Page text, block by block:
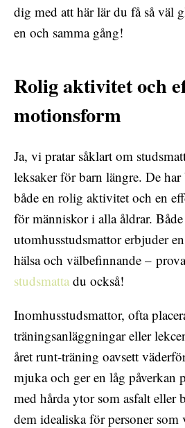
dig med att här lär du få så väl
en och samma gång!
Rolig aktivitet och
motionsform
Ja, vi pratar såklart om
leksaker för barn längre. De
både en rolig aktivitet och en
för människor i alla åldrar.
utomhusstudsmattor erbjuder
hälsa och välbefinnande –
studsmatta du också!
Inomhusstudsmattor, ofta
träningsanläggningar eller
året runt-träning oavsett
mjuka och ger en låg påverkan
med hårda ytor som asfalt eller
dem idealiska för personer